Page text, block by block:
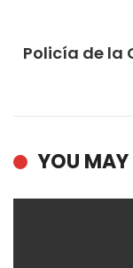
Policía de la
YOU MAY